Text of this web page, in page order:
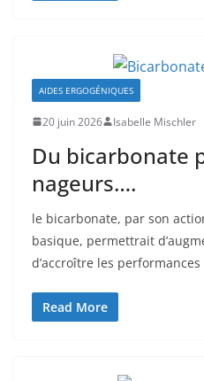
AIDES ERGOGÉNIQUES
20 juin 2026 Isabelle Mischler
Du bicarbonate
nageurs….
le bicarbonate, par son
basique, permettrait
d’accroître les
Read More